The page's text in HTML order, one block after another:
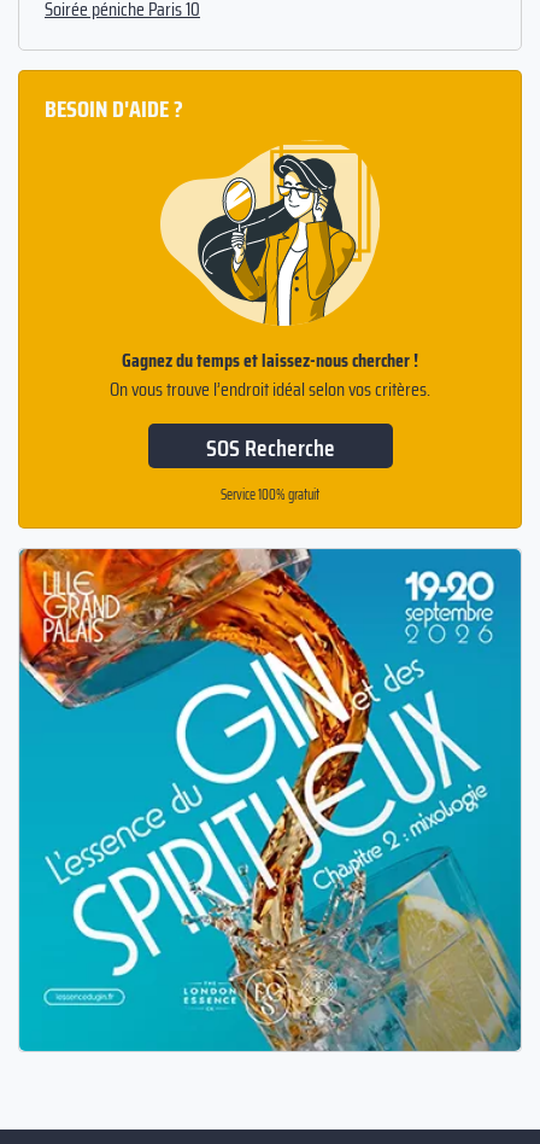
Soirée péniche Paris 10
BESOIN D'AIDE ?
Gagnez du temps et laissez-nous chercher !
On vous trouve l’endroit idéal selon vos critères.
SOS Recherche
Service 100% gratuit